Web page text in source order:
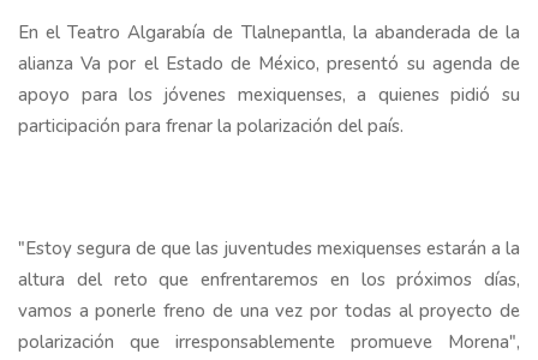
En el Teatro Algarabía de Tlalnepantla, la abanderada de la
alianza Va por el Estado de México, presentó su agenda de
apoyo para los jóvenes mexiquenses, a quienes pidió su
participación para frenar la polarización del país.
"Estoy segura de que las juventudes mexiquenses estarán a la
altura del reto que enfrentaremos en los próximos días,
vamos a ponerle freno de una vez por todas al proyecto de
polarización que irresponsablemente promueve Morena",